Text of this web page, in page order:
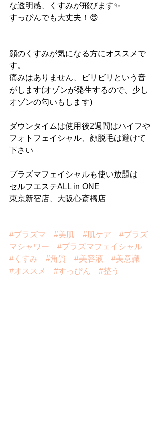
な透明感、くすみが飛びます✨
すっぴんでも大丈夫！😍
顔のくすみが気になる方にオススメで
す。
痛みはありません、ビリビリという音
がします(オゾンが発生するので、少し
オゾンの匂いもします)
ダウンタイムは使用後2週間はハイフや
フォトフェイシャル、顔脱毛は避けて
下さい
プラズマフェイシャルも使い放題は
セルフエステALL in ONE
東京新宿店、大阪心斎橋店
#プラズマ #美肌 #肌ケア
#プラズ
マシャワー
#プラズマフェイシャル
#くすみ
#角質 #美容液
#美意識
#オススメ
#すっぴん #整う